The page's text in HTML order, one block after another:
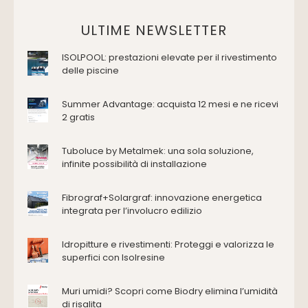
Domotica Ed Impianti Elettrici
Edilizia
Antincendio e sicurezza
Attrezzature manuali
Cappe d'aspirazione
Consolidamento
Deumidificazione
Energie rinnovabili
Ferramenta e fissaggi
Impianti idrici e depurazione
ULTIME NEWSLETTER
ISOLPOOL: prestazioni elevate per il rivestimento
delle piscine
Summer Advantage: acquista 12 mesi e ne ricevi
2 gratis
Tuboluce by Metalmek: una sola soluzione,
infinite possibilità di installazione
Fibrograf+Solargraf: innovazione energetica
integrata per l’involucro edilizio
Idropitture e rivestimenti: Proteggi e valorizza le
superfici con Isolresine
Muri umidi? Scopri come Biodry elimina l’umidità
di risalita